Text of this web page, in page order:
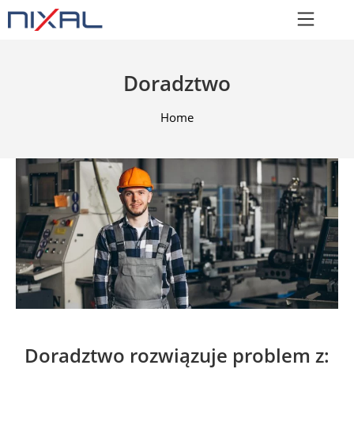
Doradztwo
Home
Doradztwo rozwiązuje problem z: